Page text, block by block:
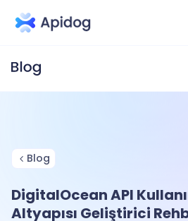
Blog
DigitalOcean API
Altyapısı Geliştirici